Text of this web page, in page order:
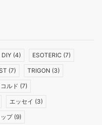
DIY (4) ESOTERIC (7)
(7) TRIGON (3)
ルド (7)
エッセイ (3)
プ(9)